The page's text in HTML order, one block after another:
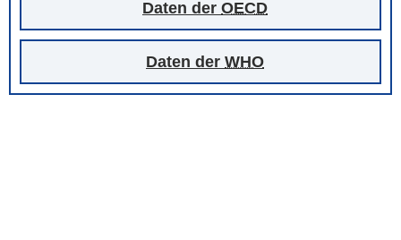
Daten der OECD
Daten der WHO